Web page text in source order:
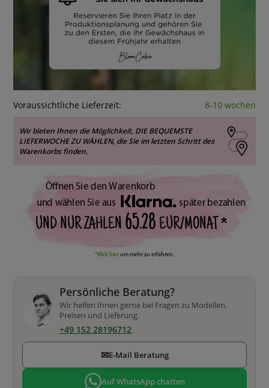
Voraussichtliche Lieferzeit: 8-10 wochen
Wir bieten Ihnen die Möglichkeit, DIE BEQUEMSTE
LIEFERWOCHE ZU WÄHLEN, die Sie im letzten Schritt des
Warenkorbs finden.
Öffnen Sie den Warenkorb
und wählen Sie aus später bezahlen
UND NUR ZAHLEN 65.28 EUR/MONAT *
*Klick hierum mehr zu erfahren.
Persönliche Beratung?
Wir helfen Ihnen gerne bei Fragen zu Modellen,
Preisen und Lieferung.
+49 152 28196712
✉E-Mail Beratung
Auf WhatsApp chatten